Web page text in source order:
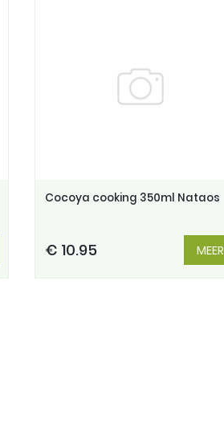
Cocoya cooking 350ml Nataos
€ 10.95 MEER